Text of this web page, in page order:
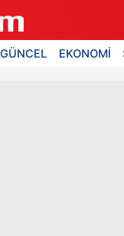
GÜNCEL EKONOMİ